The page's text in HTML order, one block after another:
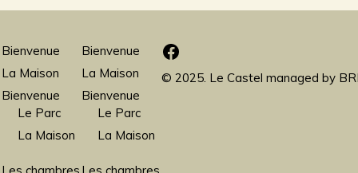
Bienvenue
La Maison
Bienvenue
Le Parc
La Maison
Bienvenue
La Maison
Bienvenue
Le Parc
La Maison
Facebook
© 2025. Le Castel managed by